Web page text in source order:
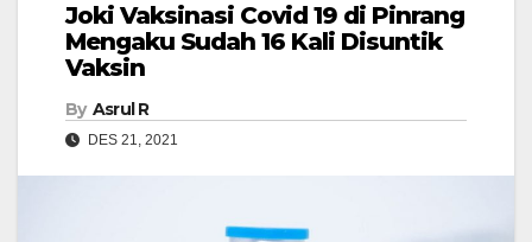
Joki Vaksinasi Covid 19 di Pinrang
Mengaku Sudah 16 Kali Disuntik
Vaksin
By Asrul R
DES 21, 2021